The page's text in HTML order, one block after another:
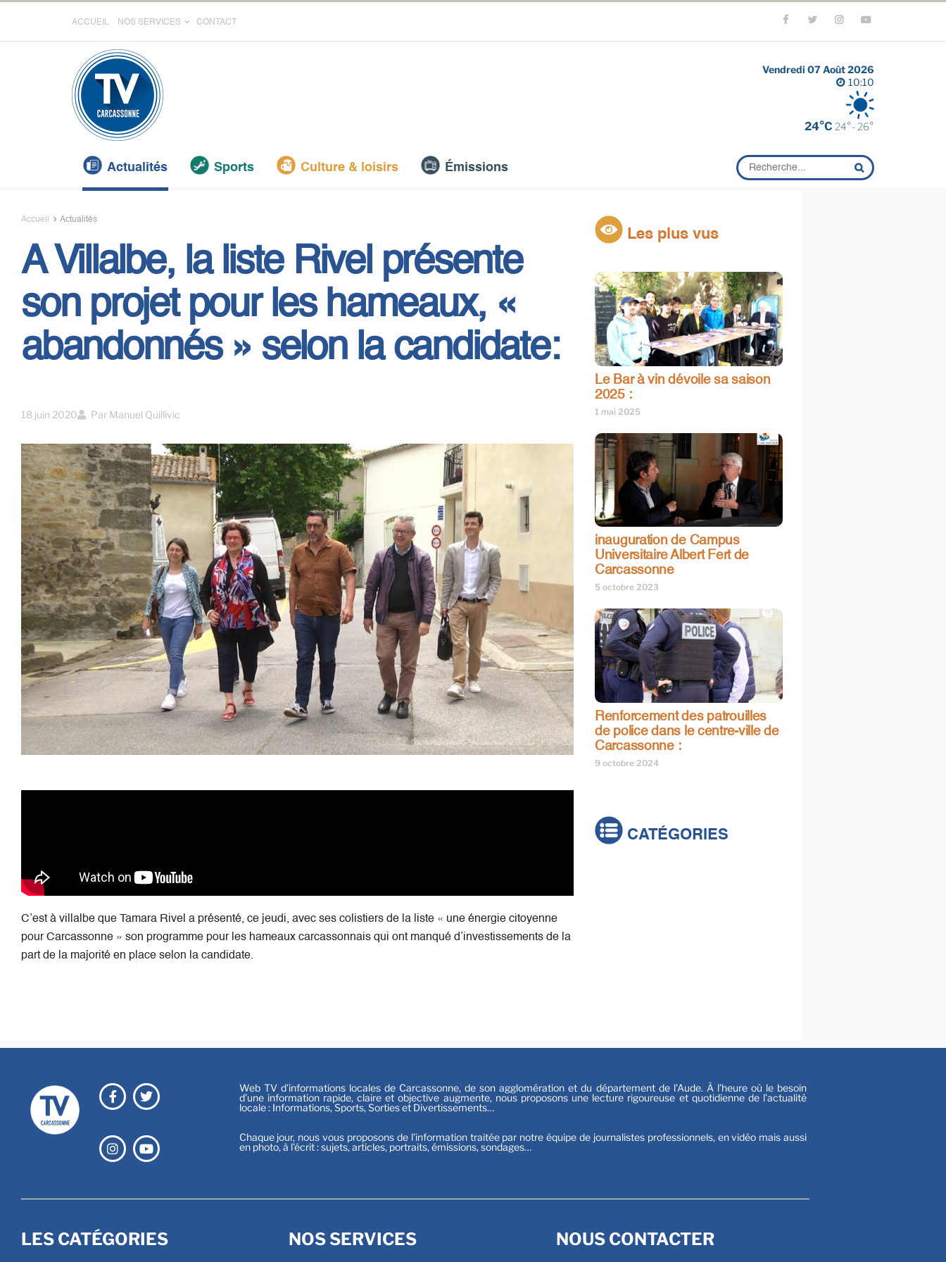
ACCUEIL NOS SERVICES CONTACT
Vendredi 07 Août 2026
10:10
24°C 24°- 26°
Actualités Sports Culture & loisirs Émissions
Accueil Actualités
A Villalbe, la liste Rivel présente
son projet pour les hameaux, «
abandonnés » selon la candidate:
18 juin 2020 Par Manuel Quillivic
C’est à villalbe que Tamara Rivel a présenté, ce jeudi, avec ses colistiers de la liste « une énergie citoyenne
pour Carcassonne » son programme pour les hameaux carcassonnais qui ont manqué d’investissements de la
part de la majorité en place selon la candidate.
Les plus vus
Le Bar à vin dévoile sa saison
2025 :
1 mai 2025
inauguration de Campus
Universitaire Albert Fert de
Carcassonne
5 octobre 2023
Renforcement des patrouilles
de police dans le centre-ville de
Carcassonne :
9 octobre 2024
CATÉGORIES
Web TV d’informations locales de Carcassonne, de son agglomération et du département de l’Aude. À l’heure où le besoin
d’une information rapide, claire et objective augmente, nous proposons une lecture rigoureuse et quotidienne de l’actualité
locale : Informations, Sports, Sorties et Divertissements…
Chaque jour, nous vous proposons de l’information traitée par notre équipe de journalistes professionnels, en vidéo mais aussi
en photo, à l’écrit : sujets, articles, portraits, émissions, sondages…
LES CATÉGORIES NOS SERVICES NOUS CONTACTER